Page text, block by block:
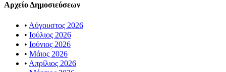
Αρχείο Δημοσιεύσεων
• Αύγουστος 2026
• Ιούλιος 2026
• Ιούνιος 2026
• Μάιος 2026
• Απρίλιος 2026